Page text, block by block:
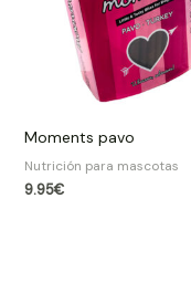
Moments pavo
Nutrición para mascotas
9.95€